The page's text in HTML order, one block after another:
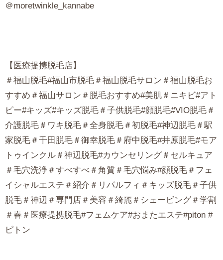
＠moretwinkle_kannabe
【医療提携脱毛店】
＃福山脱毛#福山市脱毛＃福山脱毛サロン＃福山脱毛お
すすめ＃福山サロン＃脱毛おすすめ#美肌＃ニキビ#アト
ピー#キッズ#キッズ脱毛＃子供脱毛#顔脱毛#VIO脱毛＃
介護脱毛＃ワキ脱毛＃全身脱毛＃初脱毛#神辺脱毛＃駅
家脱毛＃千田脱毛＃御幸脱毛＃府中脱毛#井原脱毛#モア
トゥインクル＃神辺脱毛#カウンセリング＃セルキュア
＃毛穴洗浄＃すべすべ＃角質＃毛穴悩み#顔脱毛＃フェ
イシャルエステ＃紹介＃リパルフィ＃キッズ脱毛＃子供
脱毛＃神辺＃専門店＃美容＃綺麗＃シェービング＃学割
＃春＃医療提携脱毛#フェムケア#おまたエステ#piton #
ピトン